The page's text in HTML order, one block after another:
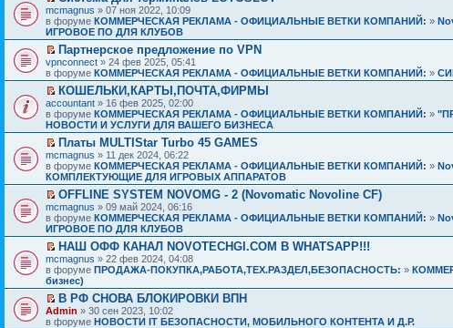
mcmagnus » 07 ноя 2022, 10:09
в форуме КОММЕРЧЕСКАЯ РЕКЛАМА - ОФИЦИАЛЬНЫЕ ВЕТКИ КОМПАНИЙ: »
ИГРОВОЕ ПО ДЛЯ КЛУБОВ
Партнерское предложение по VPN
vpnconnect » 24 фев 2025, 05:41
в форуме КОММЕРЧЕСКАЯ РЕКЛАМА - ОФИЦИАЛЬНЫЕ ВЕТКИ КОМПАНИЙ: »
КОШЕЛЬКИ,КАРТЫ,ПОЧТА,ФИРМЫ
accountant » 16 фев 2025, 02:00
в форуме КОММЕРЧЕСКАЯ РЕКЛАМА - ОФИЦИАЛЬНЫЕ ВЕТКИ КОМПАНИЙ: »
НОВОСТИ И УСЛУГИ ДЛЯ ВАШЕГО БИЗНЕСА
Платы MULTIStar Turbo 45 GAMES
mcmagnus » 11 дек 2024, 06:22
в форуме КОММЕРЧЕСКАЯ РЕКЛАМА - ОФИЦИАЛЬНЫЕ ВЕТКИ КОМПАНИЙ: »
КОМПЛЕКТУЮЩИЕ ДЛЯ ИГРОВЫХ АППАРАТОВ
OFFLINE SYSTEM NOVOMG - 2 (Novomatic Novoline CF)
mcmagnus » 09 май 2024, 06:16
в форуме КОММЕРЧЕСКАЯ РЕКЛАМА - ОФИЦИАЛЬНЫЕ ВЕТКИ КОМПАНИЙ: »
ИГРОВОЕ ПО ДЛЯ КЛУБОВ
НАШ ОФФ КАНАЛ NOVOTECHGI.COM В WHATSAPP!!!
mcmagnus » 22 фев 2024, 04:08
в форуме ПРОДАЖА-ПОКУПКА,РАБОТА,ТЕХ.РАЗДЕЛ,БЕЗОПАСНОСТЬ: »
бизнес)
В РФ СНОВА БЛОКИРОВКИ ВПН
Admin » 30 сен 2023, 10:02
в форуме НОВОСТИ IT БЕЗОПАСНОСТИ, МОБИЛЬНОГО КОНТЕНТА И Д.Р.